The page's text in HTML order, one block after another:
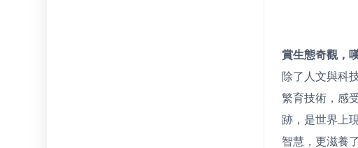
賞生態奇觀，
除了人文與科
繁育技術，感
跡，是世界上
智慧，更滋養